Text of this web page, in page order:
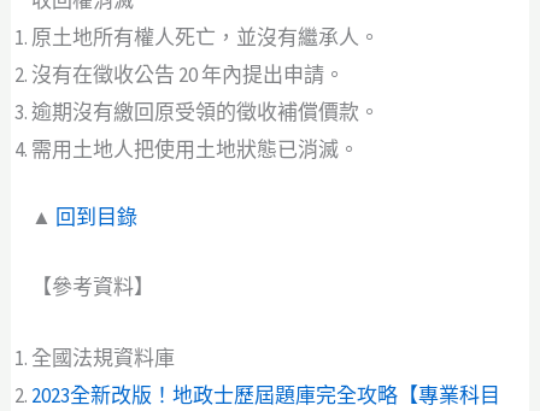
原土地所有權人死亡，並沒有繼承人。
沒有在徵收公告 20 年內提出申請。
逾期沒有繳回原受領的徵收補償價款。
需用土地人把使用土地狀態已消滅。
▲ 回到目錄
【參考資料】
全國法規資料庫
2023全新改版！地政士歷屆題庫完全攻略【專業科目